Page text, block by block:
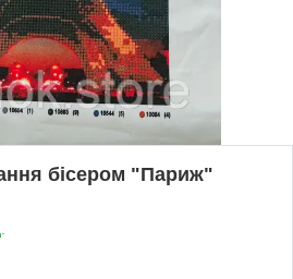
бісером "Париж"